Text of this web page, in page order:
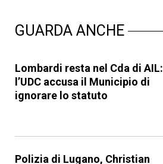
GUARDA ANCHE
Lombardi resta nel Cda di AIL:
l’UDC accusa il Municipio di
ignorare lo statuto
Polizia di Lugano, Christian